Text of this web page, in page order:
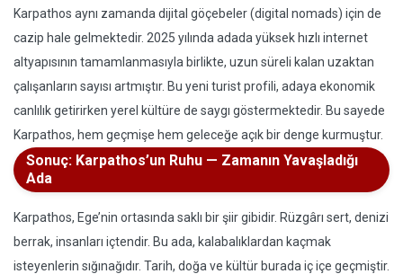
Karpathos aynı zamanda dijital göçebeler (digital nomads) için de
cazip hale gelmektedir. 2025 yılında adada yüksek hızlı internet
altyapısının tamamlanmasıyla birlikte, uzun süreli kalan uzaktan
çalışanların sayısı artmıştır. Bu yeni turist profili, adaya ekonomik
canlılık getirirken yerel kültüre de saygı göstermektedir. Bu sayede
Karpathos, hem geçmişe hem geleceğe açık bir denge kurmuştur.
Sonuç: Karpathos’un Ruhu — Zamanın Yavaşladığı
Ada
Karpathos, Ege’nin ortasında saklı bir şiir gibidir. Rüzgârı sert, denizi
berrak, insanları içtendir. Bu ada, kalabalıklardan kaçmak
isteyenlerin sığınağıdır. Tarih, doğa ve kültür burada iç içe geçmiştir.